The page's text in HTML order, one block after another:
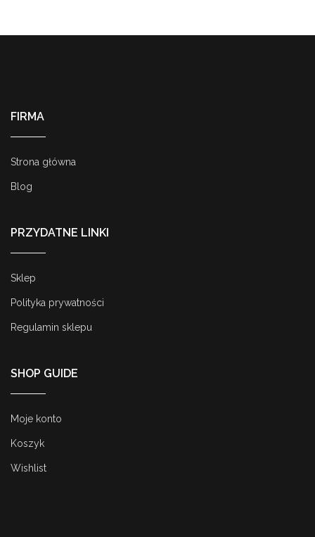
FIRMA
Strona główna
Blog
PRZYDATNE LINKI
Sklep
Polityka prywatności
Regulamin sklepu
SHOP GUIDE
Moje konto
Koszyk
Wishlist